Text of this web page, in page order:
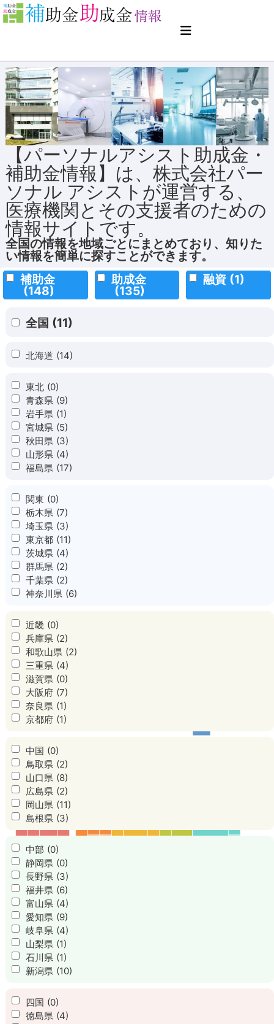
【パーソナルアシスト助成金・
補助金情報】は、株式会社パー
ソナル アシストが運営する、
医療機関とその支援者のための
情報サイトです。
全国の情報を地域ごとにまとめており、知りた
い情報を簡単に探すことができます。
補助金
(148)
助成金
(135)
融資 (1)
全国 (11)
北海道 (14)
東北 (0)
青森県 (9)
岩手県 (1)
宮城県 (5)
秋田県 (3)
山形県 (4)
福島県 (17)
関東 (0)
栃木県 (7)
埼玉県 (3)
東京都 (11)
茨城県 (4)
群馬県 (2)
千葉県 (2)
神奈川県 (6)
近畿 (0)
兵庫県 (2)
和歌山県 (2)
三重県 (4)
滋賀県 (0)
大阪府 (7)
奈良県 (1)
京都府 (1)
中国 (0)
鳥取県 (2)
山口県 (8)
広島県 (2)
岡山県 (11)
島根県 (3)
中部 (0)
静岡県 (0)
長野県 (3)
福井県 (6)
富山県 (4)
愛知県 (9)
岐阜県 (4)
山梨県 (1)
石川県 (1)
新潟県 (10)
四国 (0)
徳島県 (4)